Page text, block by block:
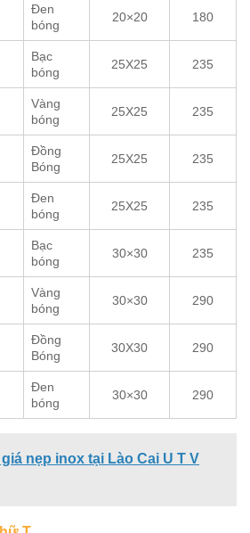
Đen
bóng
20×20 180
Bạc
bóng
25X25 235
Vàng
bóng
25X25 235
Đồng
Bóng
25X25 235
Đen
bóng
25X25 235
Bạc
bóng
30×30 235
Vàng
bóng
30×30 290
Đồng
Bóng
30X30 290
Đen
bóng
30×30 290
nẹp inox tại Lào Cai U T V